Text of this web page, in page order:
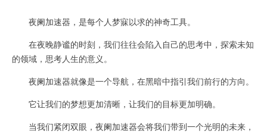
夜阑加速器，是每个人梦寐以求的神奇工具。
在夜晚静谧的时刻，我们往往会陷入自己的思考中，探索未知
的领域，思考人生的意义。
夜阑加速器就像是一个导航，在黑暗中指引我们前行的方向。
它让我们的梦想更加清晰，让我们的目标更加明确。
当我们紧闭双眼，夜阑加速器会将我们带到一个光明的未来，